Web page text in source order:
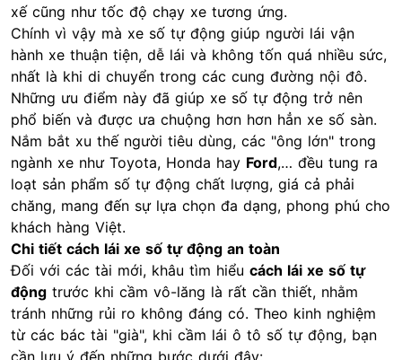
xế cũng như tốc độ chạy xe tương ứng.
Chính vì vậy mà xe số tự động giúp người lái vận
hành xe thuận tiện, dễ lái và không tốn quá nhiều sức,
nhất là khi di chuyển trong các cung đường nội đô.
Những ưu điểm này đã giúp xe số tự động trở nên
phổ biến và được ưa chuộng hơn hơn hẳn xe số sàn.
Nắm bắt xu thế người tiêu dùng, các "ông lớn" trong
ngành xe như Toyota, Honda hay Ford,… đều tung ra
loạt sản phẩm số tự động chất lượng, giá cả phải
chăng, mang đến sự lựa chọn đa dạng, phong phú cho
khách hàng Việt.
Chi tiết cách lái xe số tự động an toàn
Đối với các tài mới, khâu tìm hiểu cách lái xe số tự
động trước khi cầm vô-lăng là rất cần thiết, nhằm
tránh những rủi ro không đáng có. Theo kinh nghiệm
từ các bác tài "già", khi cầm lái ô tô số tự động, bạn
cần lưu ý đến những bước dưới đây: